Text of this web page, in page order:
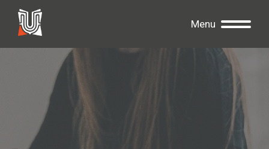
Menu